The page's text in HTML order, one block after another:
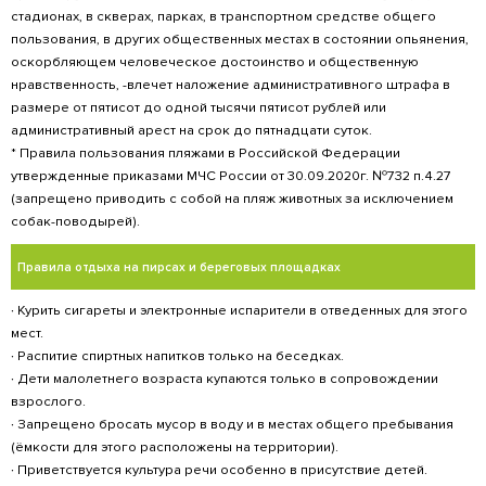
13. Не сорить на территории, не бросать
его после себя на песке.
14. Курение, в том числе электронных
территории запрещено, для этого есть
место или в беседках на улице.
15. Запрещено употребление крепких
его воздействие усиливается в жару, порой
непредсказуема, что принесет
16. На территории запрещено ставить
стулья и палатки.
17. Запрещено приносить с собой еду/